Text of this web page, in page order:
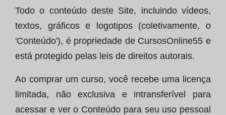
Todo o conteúdo deste Site, incluindo vídeos,
textos, gráficos e logotipos (coletivamente, o
'Conteúdo'), é propriedade de CursosOnline55 e
está protegido pelas leis de direitos autorais.
Ao comprar um curso, você recebe uma licença
limitada, não exclusiva e intransferível para
acessar e ver o Conteúdo para seu uso pessoal